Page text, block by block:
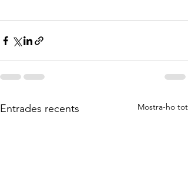
Entrades recents Mostra-ho tot